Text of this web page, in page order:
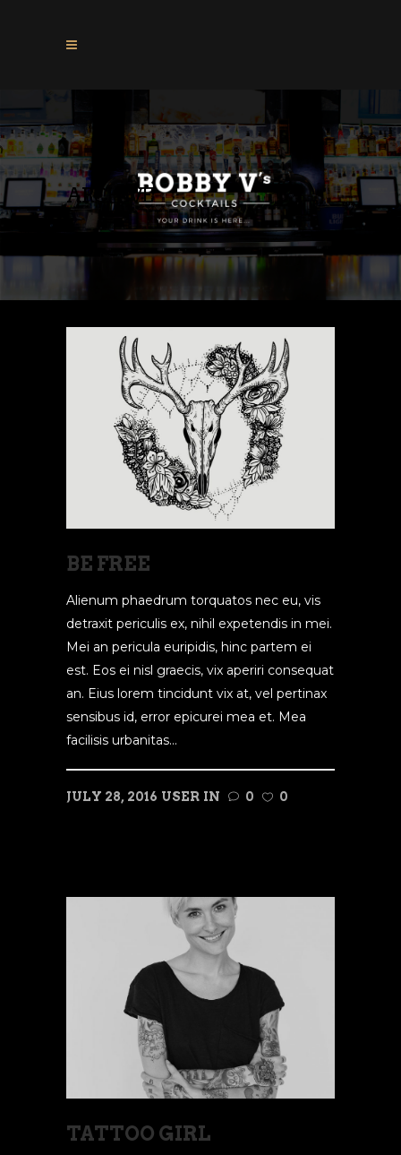
ARCHIVE
BE FREE
Alienum phaedrum torquatos nec eu, vis
detraxit periculis ex, nihil expetendis in mei.
Mei an pericula euripidis, hinc partem ei
est. Eos ei nisl graecis, vix aperiri consequat
an. Eius lorem tincidunt vix at, vel pertinax
sensibus id, error epicurei mea et. Mea
facilisis urbanitas...
JULY 28, 2016 USER IN 0
0
TATTOO GIRL